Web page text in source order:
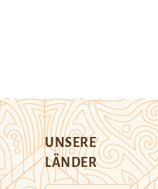
UNSERE
LÄNDER